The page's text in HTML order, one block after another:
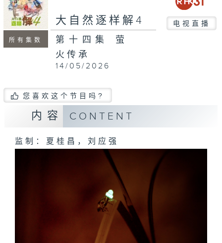
所有集数
大自然逐样解4 电视直播
第十四集 萤
火传承
14/05/2026
您喜欢这个节目吗?
内容 CONTENT
监制：夏桂昌，刘应强